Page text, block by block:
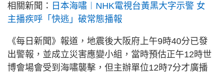
相關新聞： 日本海嘯︱NHK電視台黃黑大字示警 女
主播疾呼「快逃」破常態播報
《每日新聞》報道，地震後大阪府上午9時40分已發
出警報，並成立災害應變小組，當時預估正午12時世
博會場會受到海嘯襲擊，但主辦單位12時7分才廣播